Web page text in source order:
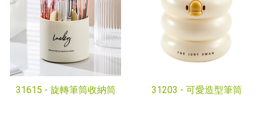
31615 - 旋轉筆筒收納筒 31203 - 可愛造型筆筒